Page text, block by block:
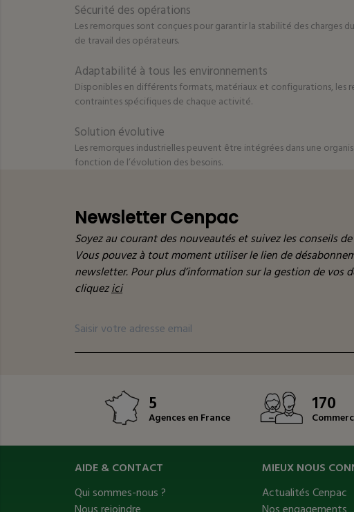
Sécurité des opérations
Les remorques sont conçues pour garantir la stabilité des
de travail des opérateurs.
Adaptabilité à tous les environnements
Disponibles en différents formats, matériaux et configurations, les
contraintes spécifiques de chaque activité.
Solution évolutive
Les remorques industrielles peuvent être intégrées dans une
fonction de l’évolution des besoins.
Newsletter Cenpac
Soyez au courant des nouveautés et suivez les conseils
Vous pouvez à tout moment utiliser le lien de
newsletter. Pour plus d’information sur la gestion de vos
cliquezici
5
Agences en France
170
AIDE & CONTACT
Qui sommes-nous ?
MIEUX NOUS
Actualités Cenpac